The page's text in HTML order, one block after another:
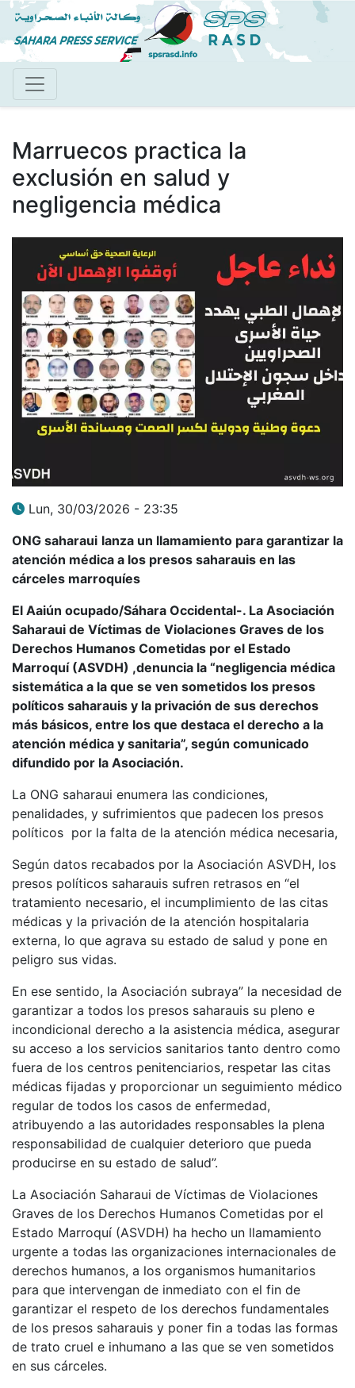
Pasar
al
contenido
Marruecos practica la
exclusión en salud y
negligencia médica
Lun, 30/03/2026 - 23:35
ONG saharaui lanza un llamamiento para garantizar la
atención médica a los presos saharauis en las
cárceles marroquíes
El Aaiún ocupado/Sáhara Occidental-. La Asociación
Saharaui de Víctimas de Violaciones Graves de los
Derechos Humanos Cometidas por el Estado
Marroquí (ASVDH) ,denuncia la “negligencia médica
sistemática a la que se ven sometidos los presos
políticos saharauis y la privación de sus derechos
más básicos, entre los que destaca el derecho a la
atención médica y sanitaria”, según comunicado
difundido por la Asociación.
La ONG saharaui enumera las condiciones,
penalidades, y sufrimientos que padecen los presos
políticos por la falta de la atención médica necesaria,
Según datos recabados por la Asociación ASVDH, los
presos políticos saharauis sufren retrasos en “el
tratamiento necesario, el incumplimiento de las citas
médicas y la privación de la atención hospitalaria
externa, lo que agrava su estado de salud y pone en
peligro sus vidas.
En ese sentido, la Asociación subraya” la necesidad de
garantizar a todos los presos saharauis su pleno e
incondicional derecho a la asistencia médica, asegurar
su acceso a los servicios sanitarios tanto dentro como
fuera de los centros penitenciarios, respetar las citas
médicas fijadas y proporcionar un seguimiento médico
regular de todos los casos de enfermedad,
atribuyendo a las autoridades responsables la plena
responsabilidad de cualquier deterioro que pueda
producirse en su estado de salud”.
La Asociación Saharaui de Víctimas de Violaciones
Graves de los Derechos Humanos Cometidas por el
Estado Marroquí (ASVDH) ha hecho un llamamiento
urgente a todas las organizaciones internacionales de
derechos humanos, a los organismos humanitarios
para que intervengan de inmediato con el fin de
garantizar el respeto de los derechos fundamentales
de los presos saharauis y poner fin a todas las formas
de trato cruel e inhumano a las que se ven sometidos
en sus cárceles.